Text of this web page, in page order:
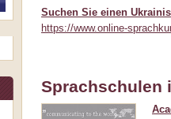
Suchen Sie einen
https://www.online-
Sprachschulen